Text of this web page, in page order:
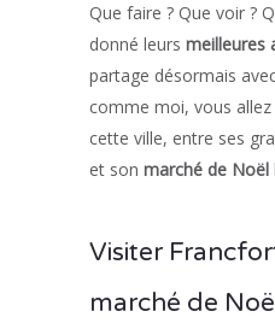
Que faire ? Que voir ?
donné leurs meilleures
partage désormais
comme moi, vous
cette ville, entre ses
et son marché de Noël
Visiter
marché de